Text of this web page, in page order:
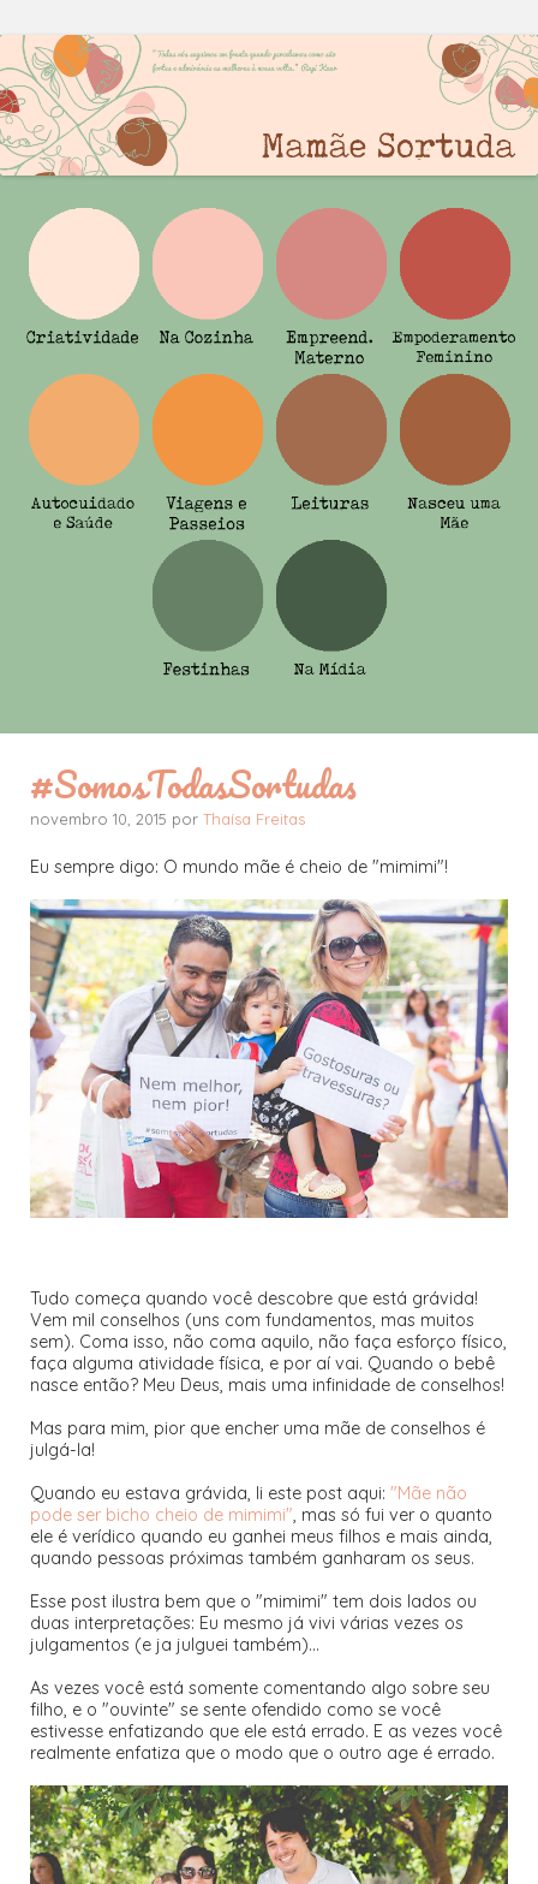
#SomosTodasSortudas
novembro 10, 2015 por Thaísa Freitas
Eu sempre digo: O mundo mãe é cheio de "mimimi"!
Tudo começa quando você descobre que está grávida!
Vem mil conselhos (uns com fundamentos, mas muitos
sem). Coma isso, não coma aquilo, não faça esforço físico,
faça alguma atividade física, e por aí vai. Quando o bebê
nasce então? Meu Deus, mais uma infinidade de conselhos!
Mas para mim, pior que encher uma mãe de conselhos é
julgá-la!
Quando eu estava grávida, li este post aqui: "Mãe não
pode ser bicho cheio de mimimi", mas só fui ver o quanto
ele é verídico quando eu ganhei meus filhos e mais ainda,
quando pessoas próximas também ganharam os seus.
Esse post ilustra bem que o "mimimi" tem dois lados ou
duas interpretações: Eu mesmo já vivi várias vezes os
julgamentos (e ja julguei também)...
As vezes você está somente comentando algo sobre seu
filho, e o "ouvinte" se sente ofendido como se você
estivesse enfatizando que ele está errado. E as vezes você
realmente enfatiza que o modo que o outro age é errado.